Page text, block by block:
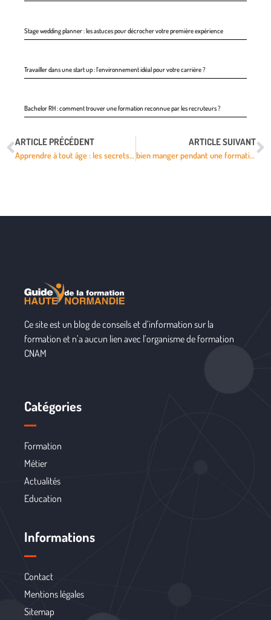
Stage wedding planner : les astuces pour décrocher votre première expérience
Travailler dans une start up : l’environnement idéal pour votre carrière ?
Bachelor RH : comment trouver une formation reconnue par les recruteurs ?
ARTICLE PRÉCÉDENT
Apprendre à tout âge : les secrets d’une formation adulte réussie
ARTICLE SUIVANT
bien manger pendant une formation : le secret d’un apprentissage optimal
Ce site est un blog de conseils et d’information sur la
formation et n’a aucun lien avec l’organisme de formation
CNAM
Catégories
Formation
Métier
Actualités
Education
Informations
Contact
Mentions légales
Sitemap